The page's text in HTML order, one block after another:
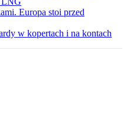
Europa stoi przed
w kopertach i na kontach